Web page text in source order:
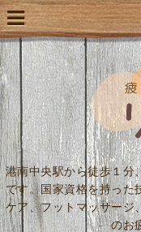
港南中央駅から徒歩１分
です。国家資格を持った
ケア、フットマッサージ
のお